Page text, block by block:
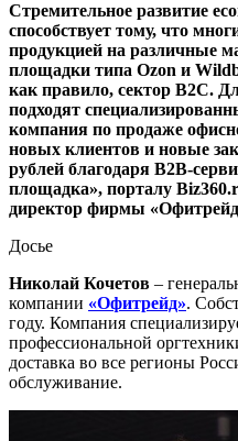
Стремительное развитие
способствует тому, что
продукцией на различные
площадки типа Ozon и
как правило, сектор B2C.
подходят
компания по продаже
новых клиентов и новые
рублей благодаря B2B-
площадка», порталу
директор фирмы
Досье
Николай Кочетов –
компании «Офитрейд».
году. Компания
профессиональной
доставка во все регионы
обслуживание.